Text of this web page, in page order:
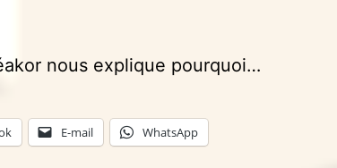
nous explique pourquoi…
E-mail WhatsApp